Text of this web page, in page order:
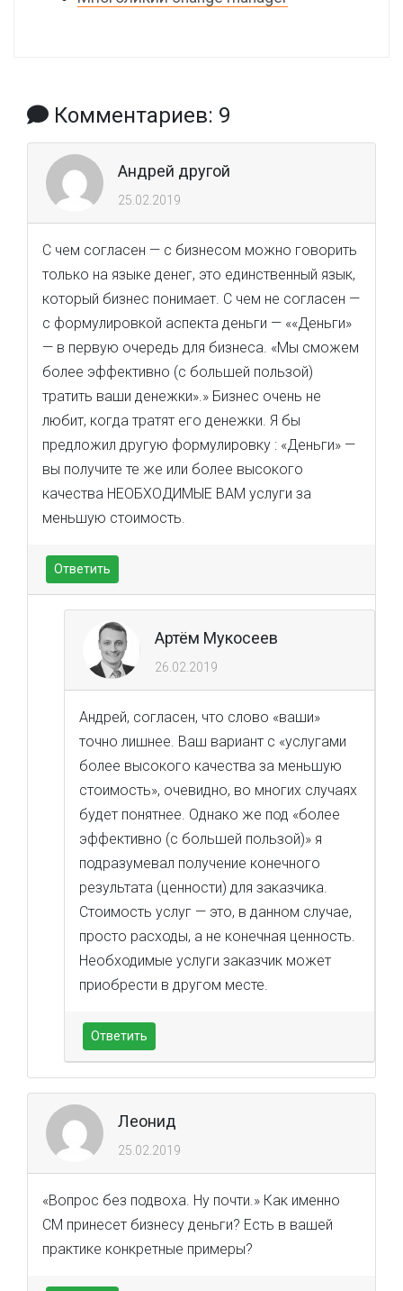
Комментариев: 9
Андрей другой
25.02.2019
С чем согласен — с бизнесом можно говорить
только на языке денег, это единственный язык,
который бизнес понимает. С чем не согласен —
с формулировкой аспекта деньги — ««Деньги»
— в первую очередь для бизнеса. «Мы сможем
более эффективно (с большей пользой)
тратить ваши денежки».» Бизнес очень не
любит, когда тратят его денежки. Я бы
предложил другую формулировку : «Деньги» —
вы получите те же или более высокого
качества НЕОБХОДИМЫЕ ВАМ услуги за
меньшую стоимость.
Ответить
Артём Мукосеев
26.02.2019
Андрей, согласен, что слово «ваши»
точно лишнее. Ваш вариант с «услугами
более высокого качества за меньшую
стоимость», очевидно, во многих случаях
будет понятнее. Однако же под «более
эффективно (с большей пользой)» я
подразумевал получение конечного
результата (ценности) для заказчика.
Стоимость услуг — это, в данном случае,
просто расходы, а не конечная ценность.
Необходимые услуги заказчик может
приобрести в другом месте.
Ответить
Леонид
25.02.2019
«Вопрос без подвоха. Ну почти.» Как именно
СМ принесет бизнесу деньги? Есть в вашей
практике конкретные примеры?